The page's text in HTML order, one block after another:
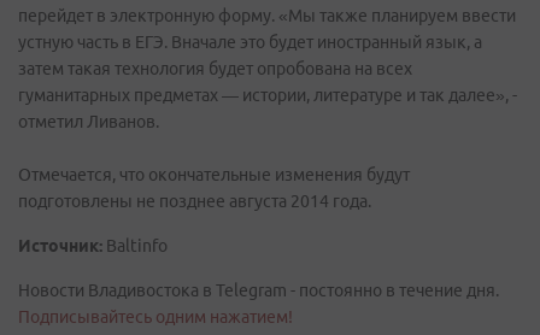
перейдет в электронную форму. «Мы также планируем ввести
устную часть в ЕГЭ. Вначале это будет иностранный язык, а
затем такая технология будет опробована на всех
гуманитарных предметах — истории, литературе и так далее», -
отметил Ливанов.
Отмечается, что окончательные изменения будут
подготовлены не позднее августа 2014 года.
Источник: Baltinfo
Новости Владивостока в Telegram - постоянно в течение дня.
Подписывайтесь одним нажатием!